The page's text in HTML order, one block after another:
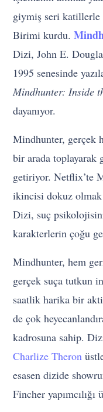
giymiş seri katillerle
Birimi kurdu.
Dizi, John E.
1995 senesinde
Mindhunter: Inside
dayanıyor.
Mindhunter, gerçek
bir arada toplayarak
getiriyor. Netflix’te
ikincisi dokuz
Dizi, suç
karakterlerin çoğu
Mindhunter, hem
gerçek suça tutkun
saatlik harika bir
de çok
kadrosuna sahip.
Charlize Theron
esasen dizide
Fincher yapımcılığı